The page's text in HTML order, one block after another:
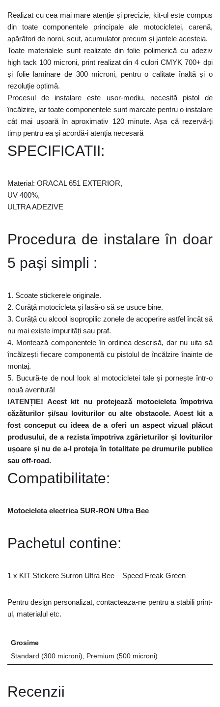
Realizat cu cea mai mare atenție și precizie, kit-ul este compus
din toate componentele principale ale motocicletei, carenă,
apărători de noroi, scut, acumulator precum și jantele acesteia.
Toate materialele sunt realizate din folie polimerică cu adeziv
high tack 100 microni, print realizat din 4 culori CMYK 700+ dpi
și folie laminare de 300 microni, pentru o calitate înaltă și o
rezoluție optimă.
Procesul de instalare este usor-mediu, necesită pistol de
încălzire, iar toate componentele sunt marcate pentru o instalare
cât mai ușoară în aproximativ 120 minute. Așa că rezervă-ți
timp pentru ea și acordă-i atenția necesară
SPECIFICATII:
Material: ORACAL 651 EXTERIOR,
UV 400%,
ULTRA ADEZIVE
Procedura de instalare în doar
5 pași simpli :
1. Scoate stickerele originale.
2. Curăță motocicleta și lasă-o să se usuce bine.
3. Curăță cu alcool isopropilic zonele de acoperire astfel încât să
nu mai existe impurități sau praf.
4. Montează componentele în ordinea descrisă, dar nu uita să
încălzești fiecare componentă cu pistolul de încălzire înainte de
montaj.
5. Bucură-te de noul look al motocicletei tale și pornește într-o
nouă aventură!
!ATENȚIE! Acest kit nu protejează motocicleta împotriva
căzăturilor și/sau loviturilor cu alte obstacole. Acest kit a
fost conceput cu ideea de a oferi un aspect vizual plăcut
produsului, de a rezista împotriva zgârieturilor și loviturilor
ușoare și nu de a-l proteja în totalitate pe drumurile publice
sau off-road.
Compatibilitate:
Motocicleta electrica SUR-RON Ultra Bee
Pachetul contine:
1 x KIT Stickere Surron Ultra Bee – Speed Freak Green
Pentru design personalizat, contacteaza-ne pentru a stabili print-
ul, materialul etc.
Grosime
Standard (300 microni), Premium (500 microni)
Recenzii